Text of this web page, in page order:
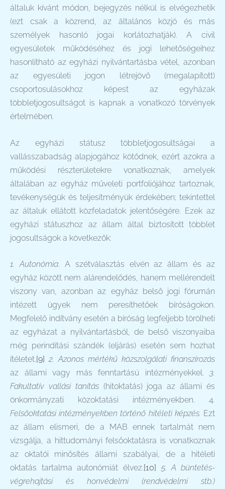
általuk kívánt módon, bejegyzés nélkül is elvégezhetik
(ezt csak a közrend, az általános közjó és más
személyek hasonló jogai korlátozhatják). A civil
egyesületek működéséhez és jogi lehetőségeihez
hasonlítható az egyházi nyilvántartásba vétel, azonban
az egyesületi jogon létrejövő (megalapított)
csoportosulásokhoz képest az egyházak
többletjogosultságot is kapnak a vonatkozó törvények
értelmében.
Az egyházi státusz többletjogosultságai a
vallásszabadság alapjogához kötődnek, ezért azokra a
működési részterületekre vonatkoznak, amelyek
általában az egyház műveleti portfoliójához tartoznak,
tevékenységük és teljesítményük érdekében; tekintettel
az általuk ellátott közfeladatok jelentőségére. Ezek az
egyházi státuszhoz az állam által biztosított többlet
jogosultságok a következők:
1. Autonómia. A szétválasztás elvén az állam és az
egyház között nem alárendelődés, hanem mellérendelt
viszony van, azonban az egyház belső jogi fórumán
intézett ügyek nem peresíthetőek bíróságokon.
Megfelelő indítvány esetén a bíróság legfeljebb törölheti
az egyházat a nyilvántartásból, de belső viszonyaiba
még perindítási szándék (eljárás) esetén sem hozhat
ítéletet.[9] 2. Azonos mértékű közszolgálati finanszírozás
az állami vagy más fenntartású intézményekkel. 3.
Fakultatív vallási tanítás(hitoktatás) joga az állami és
önkormányzati közoktatási intézményekben. 4.
Felsőoktatási intézményekben történő hitéleti képzés. Ezt
az állam elismeri, de a MAB ennek tartalmát nem
vizsgálja, a hittudományi felsőoktatásra is vonatkoznak
az oktatói minősítés állami szabályai, de a hitéleti
oktatás tartalma autonómiát élvez.[10]
5. A büntetés-
végrehajtási és honvédelmi (rendvédelmi stb.)